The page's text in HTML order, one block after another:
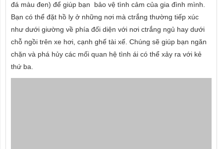
đá màu đen) để giúp bạn bảo vệ tình cảm của gia đình mình.
Bạn có thể đặt hồ ly ở những nơi mà ctrắng thường tiếp xúc
như dưới giường về phía đối diện với nơi ctrắng ngủ hay dưới
chỗ ngồi trên xe hơi, cạnh ghế tài xế. Chúng sẽ giúp bạn ngăn
chặn và phá hủy các mối quan hệ tình ái có thể xảy ra với kẻ
thứ ba.